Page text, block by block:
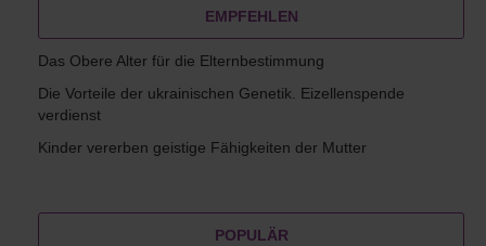
EMPFEHLEN
Das Obere Alter für die Elternbestimmung
Die Vorteile der ukrainischen Genetik. Eizellenspende
verdienst
Kinder vererben geistige Fähigkeiten der Mutter
POPULÄR